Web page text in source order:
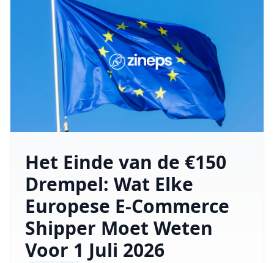
Het Einde van de €150
Drempel: Wat Elke
Europese E-Commerce
Shipper Moet Weten
Voor 1 Juli 2026